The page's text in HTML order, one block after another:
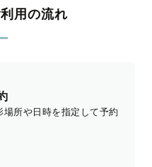
用の流れ
所や日時を指定して予約